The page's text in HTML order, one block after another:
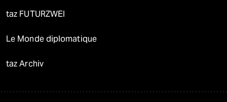
taz FUTURZWEI
Le Monde diplomatique
taz Archiv